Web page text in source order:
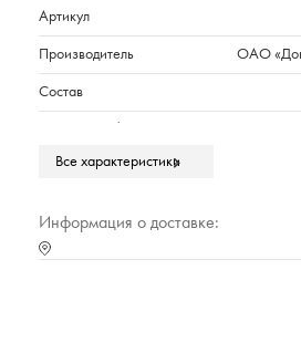
Артикул
Производитель ОАО
Состав
Марка
Страна происхождения
Все характеристики
Информация о доставке: